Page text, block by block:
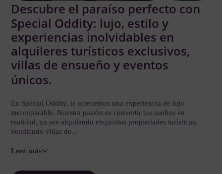
Descubre el paraíso perfecto con
Special Oddity: lujo, estilo y
experiencias inolvidables en
alquileres turísticos exclusivos,
villas de ensueño y eventos
únicos.
En Special Oddity, te ofrecemos una experiencia de lujo
incomparable. Nuestra pasión es convertir tus sueños en
realidad, ya sea alquilando exquisitas propiedades turísticas,
vendiendo villas de...
Leer más